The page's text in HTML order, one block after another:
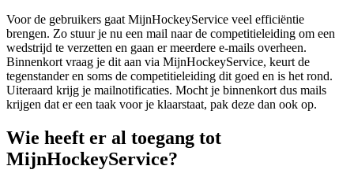
Voor de gebruikers gaat MijnHockeyService veel efficiëntie
brengen. Zo stuur je nu een mail naar de competitieleiding om een
wedstrijd te verzetten en gaan er meerdere e-mails overheen.
Binnenkort vraag je dit aan via MijnHockeyService, keurt de
tegenstander en soms de competitieleiding dit goed en is het rond.
Uiteraard krijg je mailnotificaties. Mocht je binnenkort dus mails
krijgen dat er een taak voor je klaarstaat, pak deze dan ook op.
Wie heeft er al toegang tot
MijnHockeyService?